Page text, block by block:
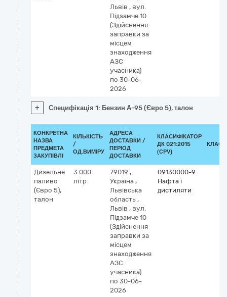
Львів , вул.
Підзамче 10
(Здійснення
заправки за
місцем
знаходження
АЗС
учасника)
по 30-06-
2026
+ Специфікація 1: Бензин А-95 (Євро 5), талон
КОНКРЕТНА
НАЗВА
ПРЕДМЕТА
ЗАКУПІВЛІ
КІЛЬКІСТЬ
/
ОД.ВИМІРУ
АДРЕСА
ДОСТАВКИ /
ПЕРІОД
ДОСТАВКИ
КЛАСИФІКАТОР
ДК 021:2015
(CPV)
Дизельне
паливо
(Євро 5),
талон
3 000
літр
79019 ,
Україна ,
Львівська
область ,
Львів , вул.
Підзамче 10
(Здійснення
заправки за
місцем
знаходження
АЗС
учасника)
по 30-06-
2026
09130000-9
Нафта і
дистиляти